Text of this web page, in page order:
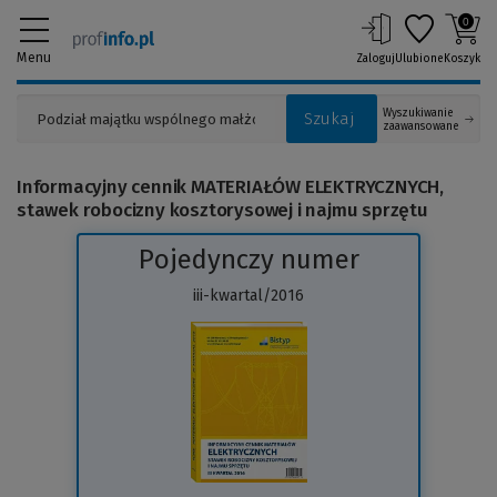
Menu
Szukaj
Wyszukiwanie
zaawansowane
ZalogujUlubione
0
Koszyk
Informacyjny cennik MATERIAŁÓW ELEKTRYCZNYCH,
stawek robocizny kosztorysowej i najmu sprzętu
Pojedynczy numer
iii-kwartal/2016
(Link
do